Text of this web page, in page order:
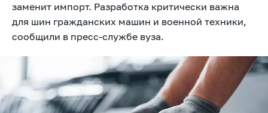
заменит импорт. Разработка критически важна
для шин гражданских машин и военной техники,
сообщили в пресс-службе вуза.